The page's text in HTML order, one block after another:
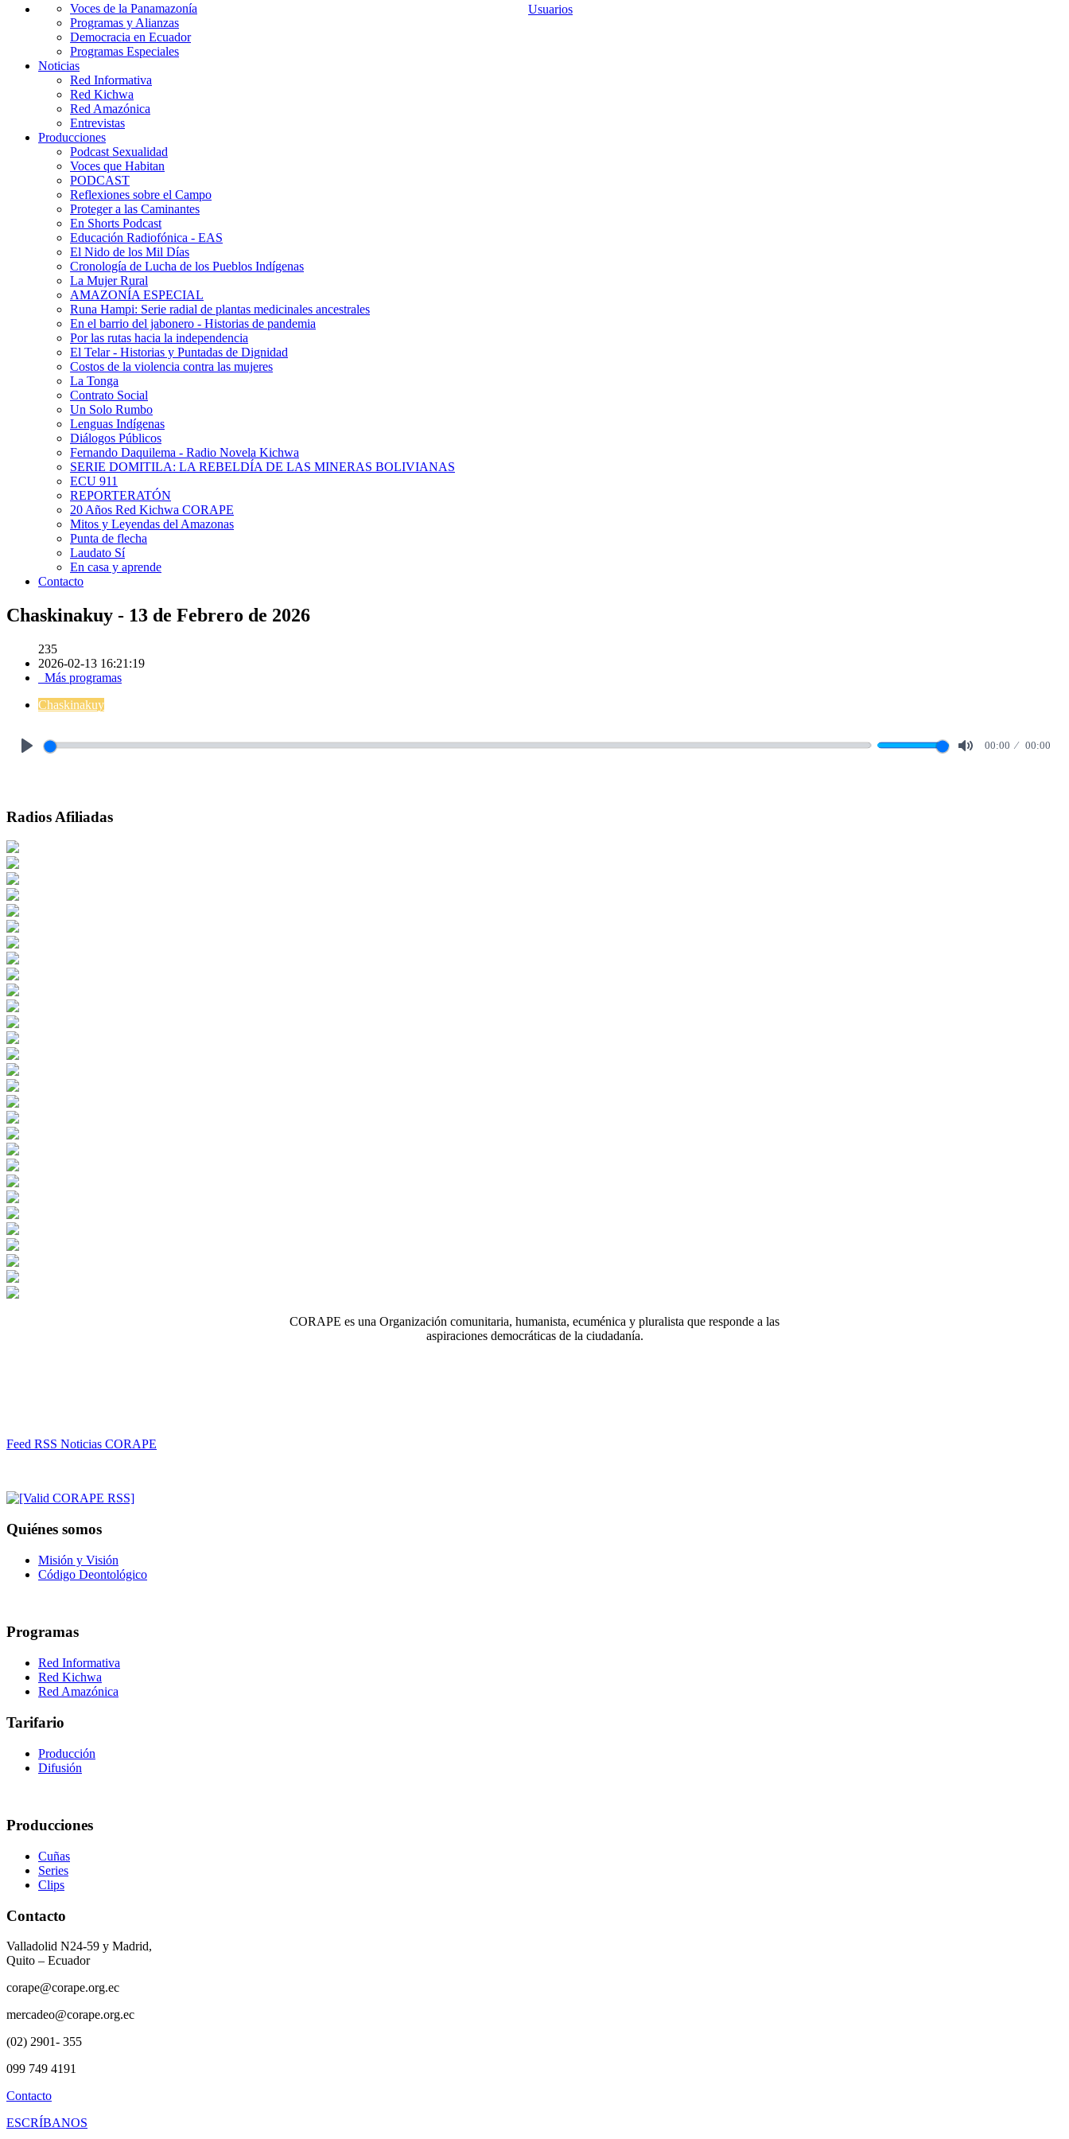
Usuarios
Voces de la Panamazonía
Programas y Alianzas
Democracia en Ecuador
Programas Especiales
Noticias
Red Informativa
Red Kichwa
Red Amazónica
Entrevistas
Producciones
Podcast Sexualidad
Voces que Habitan
PODCAST
Reflexiones sobre el Campo
Proteger a las Caminantes
En Shorts Podcast
Educación Radiofónica - EAS
El Nido de los Mil Días
Cronología de Lucha de los Pueblos Indígenas
La Mujer Rural
AMAZONÍA ESPECIAL
Runa Hampi: Serie radial de plantas medicinales ancestrales
En el barrio del jabonero - Historias de pandemia
Por las rutas hacia la independencia
El Telar - Historias y Puntadas de Dignidad
Costos de la violencia contra las mujeres
La Tonga
Contrato Social
Un Solo Rumbo
Lenguas Indígenas
Diálogos Públicos
Fernando Daquilema - Radio Novela Kichwa
SERIE DOMITILA: LA REBELDÍA DE LAS MINERAS BOLIVIANAS
ECU 911
REPORTERATÓN
20 Años Red Kichwa CORAPE
Mitos y Leyendas del Amazonas
Punta de flecha
Laudato Sí
En casa y aprende
Contacto
Chaskinakuy - 13 de Febrero de 2026
235
2026-02-13 16:21:19
Más programas
Chaskinakuy
00:00 00:00
Radios Afiliadas
CORAPE es una Organización comunitaria, humanista, ecuménica y pluralista que responde a las
aspiraciones democráticas de la ciudadanía.
Feed RSS Noticias CORAPE
Quiénes somos
Misión y Visión
Código Deontológico
Programas
Red Informativa
Red Kichwa
Red Amazónica
Tarifario
Producción
Difusión
Producciones
Cuñas
Series
Clips
Contacto
Valladolid N24-59 y Madrid,
Quito – Ecuador
corape@corape.org.ec
mercadeo@corape.org.ec
(02) 2901- 355
099 749 4191
Contacto
ESCRÍBANOS